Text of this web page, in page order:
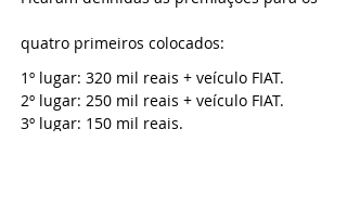
quatro primeiros colocados:
1º lugar: 320 mil reais + veículo FIAT.
2º lugar: 250 mil reais + veículo FIAT.
3º lugar: 150 mil reais.